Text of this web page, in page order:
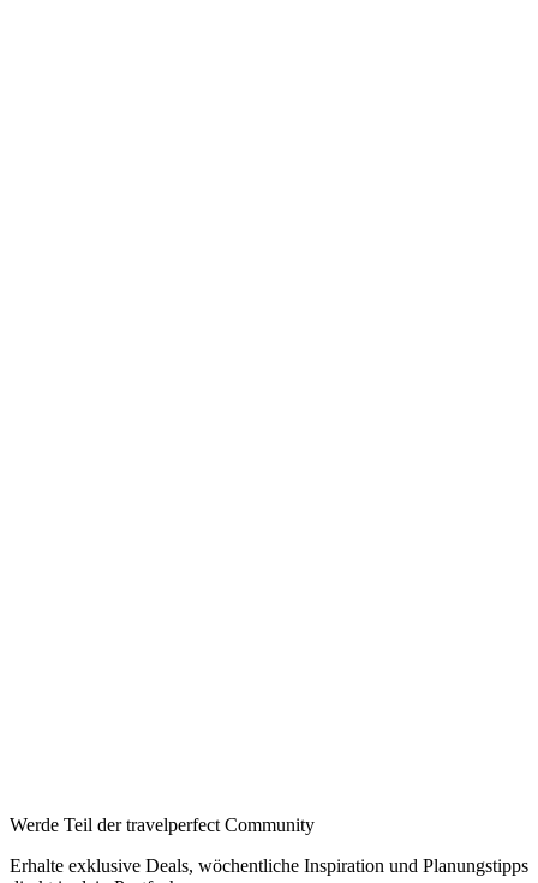
Werde Teil der travelperfect Community
Erhalte exklusive Deals, wöchentliche Inspiration und Planungstipps